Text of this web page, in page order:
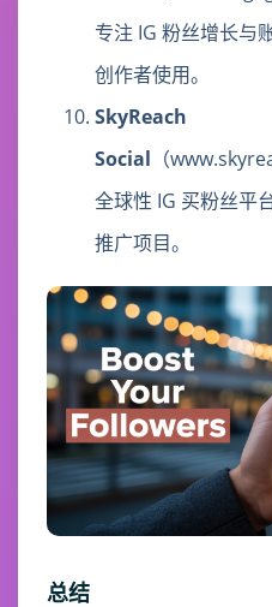
专注 IG 粉丝增长与
创作者使用。
SkyReach
Social （
全球性 IG 买粉丝平
推广项目。
总结